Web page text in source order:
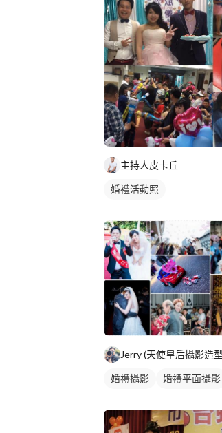
主持人皮卡丘
婚禮活動照
婚禮攝影 婚禮平面攝影